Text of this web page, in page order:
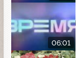
06:01